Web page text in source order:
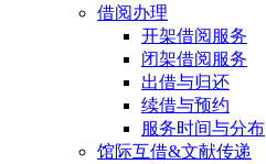
借阅办理
开架借阅服务
闭架借阅服务
出借与归还
续借与预约
服务时间与分布
馆际互借&文献传递